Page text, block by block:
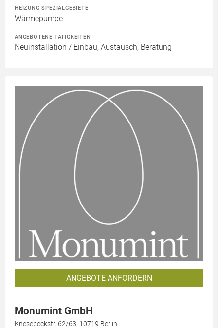
HEIZUNG SPEZIALGEBIETE
Wärmepumpe
ANGEBOTENE TÄTIGKEITEN
Neuinstallation / Einbau, Austausch, Beratung
ANGEBOTE ANFORDERN
Monumint GmbH
Knesebeckstr. 62/63, 10719 Berlin